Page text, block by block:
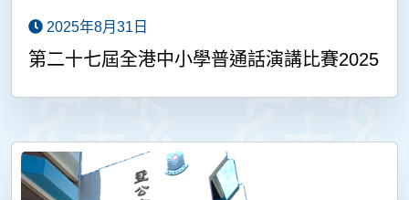
2025年8月31日
第二十七屆全港中小學普通話演講比賽2025